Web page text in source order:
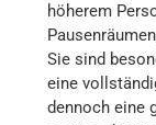
höherem
Sie sind
eine
dennoch eine